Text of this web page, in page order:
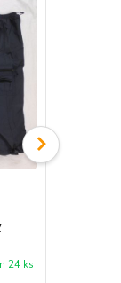
24 ks